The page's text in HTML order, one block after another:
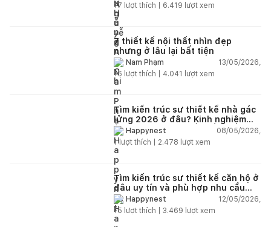
17 lượt thích | 6.419 lượt xem
7 thiết kế nội thất nhìn đẹp
nhưng ở lâu lại bất tiện
Nam Phạm
13/05/2026,
16 lượt thích | 4.041 lượt xem
Tìm kiến trúc sư thiết kế nhà gác
lửng 2026 ở đâu? Kinh nghiệm
chọn đúng tránh tốn tiền
Happynest
08/05/2026,
1lượt thích | 2.478 lượt xem
Tìm kiến trúc sư thiết kế căn hộ ở
đâu uy tín và phù hợp nhu cầu
năm 2026?
Happynest
12/05/2026,
15 lượt thích | 3.469 lượt xem